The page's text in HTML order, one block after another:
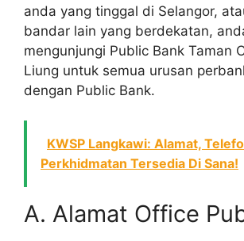
anda yang tinggal di Selangor,
bandar lain yang berdekatan,
mengunjungi Public Bank Taman
Liung untuk semua urusan
dengan Public Bank.
KWSP Langkawi: Alamat,
Perkhidmatan Tersedia Di Sana!
A. Alamat Office